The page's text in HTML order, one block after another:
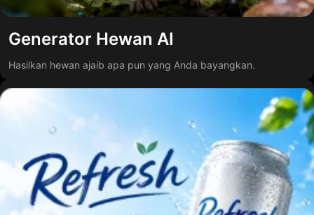
Generator Hewan AI
Hasilkan hewan ajaib apa pun yang Anda bayangkan.